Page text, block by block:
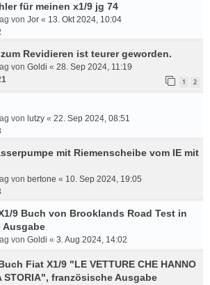
für meinen x1/9 jg 74
von Jor « 13. Okt 2024, 10:04
Revidieren ist teurer geworden.
von Goldi « 28. Sep 2024, 11:19
1 2
von lutzy « 22. Sep 2024, 08:51
mit Riemenscheibe vom IE mit
von bertone « 10. Sep 2024, 19:05
9 Buch von Brooklands Road Test in
Ausgabe
von Goldi « 3. Aug 2024, 14:02
Fiat X1/9 "LE VETTURE CHE HANNO
STORIA", französische Ausgabe